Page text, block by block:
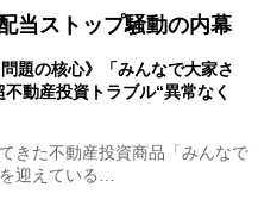
当ストップ騒動の内幕
問題の核心》「みんなで大家さ
動産投資トラブル“異常なく
きた不動産投資商品「みんなで
迎えている…